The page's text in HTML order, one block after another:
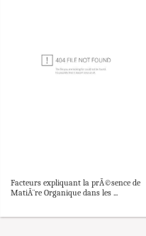
Facteurs expliquant la prÃ©sence de
MatiÃ¨re Organique dans les ...